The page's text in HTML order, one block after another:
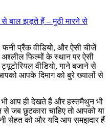
से बाल झड़ते हैं – मुठी मारने से
प्रैंक वीडियो, और ऐसी चीजें
फिल्मों के स्थान पर ऐसी
वीडियो, गाने बजाने से
आपके दिमाग को बुरे ख्यालों से
भी आप ही देखते हैं और हस्तमैथुन भी
जब छुटकारा चाहिए तो आपको या
सेहत को और यदि आप समझदार हैं